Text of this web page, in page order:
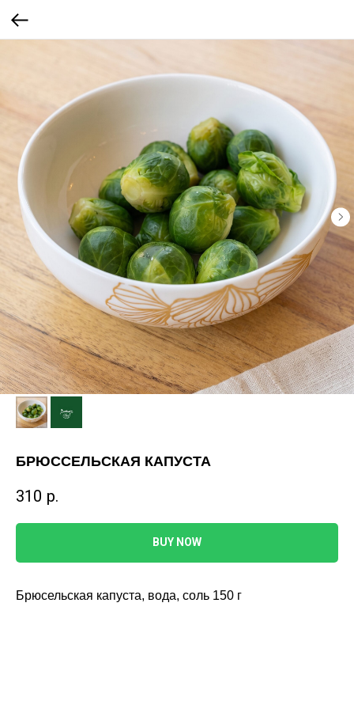
БРЮССЕЛЬСКАЯ КАПУСТА
310 р.
BUY NOW
Брюсельская капуста, вода, соль 150 г